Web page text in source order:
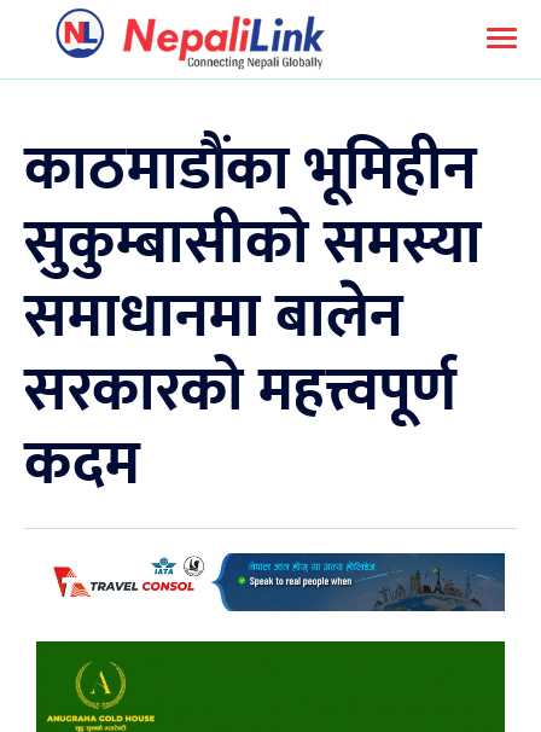
काठमाडौंका भूमिहीन
सुकुम्बासीको समस्या
समाधानमा बालेन
सरकारको महत्त्वपूर्ण
कदम